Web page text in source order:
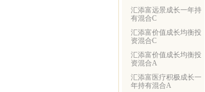
汇添富远景成长一年持
有混合C
汇添富价值成长均衡投
资混合C
汇添富价值成长均衡投
资混合A
汇添富医疗积极成长一
年持有混合A